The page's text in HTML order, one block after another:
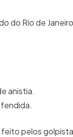
do Rio de
anistia.
pelos